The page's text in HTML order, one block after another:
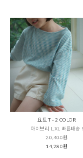
요트 T - 2 COLOR
아이보리 L,XL 빠른배송 !
20,400원
14,280원